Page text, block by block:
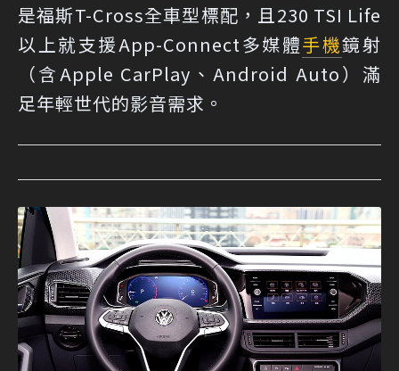
是福斯T-Cross全車型標配，且230 TSI Life
以上就支援App-Connect多媒體手機鏡射
（含Apple CarPlay、Android Auto）滿
足年輕世代的影音需求。